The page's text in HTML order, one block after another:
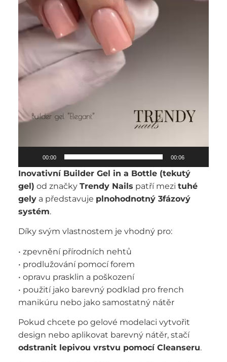
00:00 00:06
Inovativní Builder Gel in a Bottle (tekutý
gel) od značky Trendy Nails patří mezi tuhé
gely a představuje plnohodnotný 3fázový
systém.
Díky svým vlastnostem je vhodný pro:
• zpevnění přírodních nehtů
• prodlužování pomocí forem
• opravu prasklin a poškození
• použití jako barevný podklad pro french
manikúru nebo jako samostatný nátěr
Pokud chcete po gelové modelaci vytvořit
design nebo aplikovat barevný nátěr, stačí
odstranit lepivou vrstvu pomocí Cleanseru.